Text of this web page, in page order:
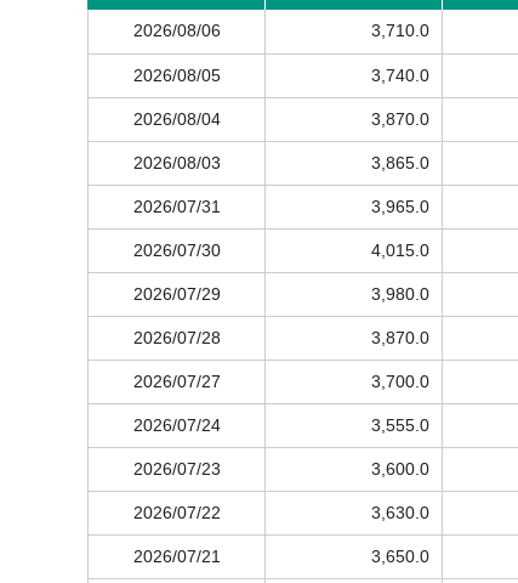
2026/08/06 3,710.0
2026/08/05 3,740.0
2026/08/04 3,870.0
2026/08/03 3,865.0
2026/07/31 3,965.0
2026/07/30 4,015.0
2026/07/29 3,980.0
2026/07/28 3,870.0
2026/07/27 3,700.0
2026/07/24 3,555.0
2026/07/23 3,600.0
2026/07/22 3,630.0
2026/07/21 3,650.0